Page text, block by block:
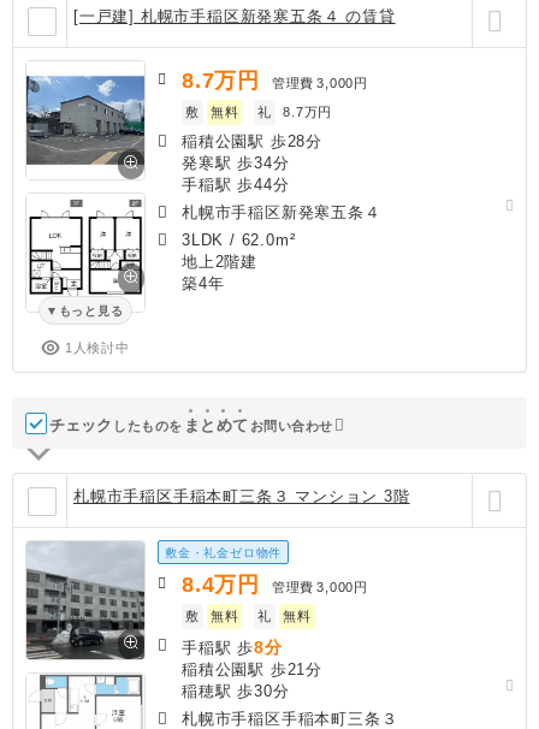
[一戸建] 札幌市手稲区新発寒五条４ の賃貸
もっと見る
1人検討中
8.7万円 管理費 3,000円
敷
無料 礼 8.7万円
稲積公園駅 歩28分
発寒駅 歩34分
手稲駅 歩44分
札幌市手稲区新発寒五条４
3LDK / 62.0m²
地上2階建
築4年
チェック したものを ま と めて お問い合わせ
札幌市手稲区手稲本町三条３ マンション 3階
敷金・礼金ゼロ物件
8.4万円 管理費 3,000円
敷
無料 礼 無料
手稲駅 歩8分
稲積公園駅 歩21分
稲穂駅 歩30分
札幌市手稲区手稲本町三条３